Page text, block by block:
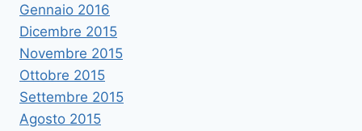
Gennaio 2016
Dicembre 2015
Novembre 2015
Ottobre 2015
Settembre 2015
Agosto 2015